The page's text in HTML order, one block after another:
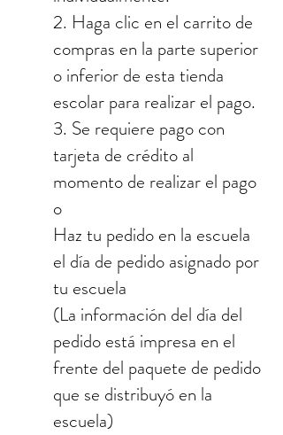
2. Haga clic en el carrito de
compras en la parte superior
o inferior de esta tienda
escolar para realizar el pago.
3. Se requiere pago con
tarjeta de crédito al
momento de realizar el pago
o
Haz tu pedido en la escuela
el día de pedido asignado por
tu escuela
(La información del día del
pedido está impresa en el
frente del paquete de pedido
que se distribuyó en la
escuela)